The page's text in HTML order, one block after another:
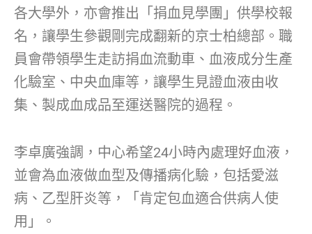
各大學外，亦會推出「捐血見學團」供學校報
名，讓學生參觀剛完成翻新的京士柏總部。職
員會帶領學生走訪捐血流動車、血液成分生產
化驗室、中央血庫等，讓學生見證血液由收
集、製成血成品至運送醫院的過程。
李卓廣強調，中心希望24小時內處理好血液，
並會為血液做血型及傳播病化驗，包括愛滋
病、乙型肝炎等，「肯定包血適合供病人使
用」。